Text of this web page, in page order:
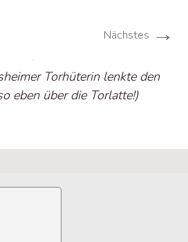
Nächstes →
Torhüterin lenkte den
eben über die Torlatte!)